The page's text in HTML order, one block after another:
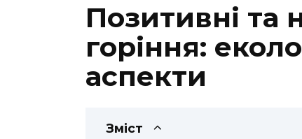
Позитивні та
горіння:
аспекти
Зміст